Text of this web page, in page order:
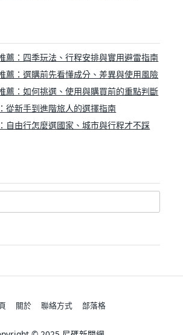
薦：四季玩法、行程安排與實用避雷指南
薦：選購前先看懂成分、差異與使用風險
薦：如何挑選、使用與購買前的重點判斷
從新手到進階旅人的選擇指南
自由行怎麼選國家、城市與行程才不踩
關於 聯絡方式 部落格